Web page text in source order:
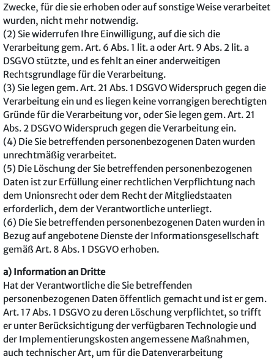
Zwecke, für die sie erhoben oder auf sonstige Weise verarbeitet
wurden, nicht mehr notwendig.
(2) Sie widerrufen Ihre Einwilligung, auf die sich die
Verarbeitung gem. Art. 6 Abs. 1 lit. a oder Art. 9 Abs. 2 lit. a
DSGVO stützte, und es fehlt an einer anderweitigen
Rechtsgrundlage für die Verarbeitung.
(3) Sie legen gem. Art. 21 Abs. 1 DSGVO Widerspruch gegen die
Verarbeitung ein und es liegen keine vorrangigen berechtigten
Gründe für die Verarbeitung vor, oder Sie legen gem. Art. 21
Abs. 2 DSGVO Widerspruch gegen die Verarbeitung ein.
(4) Die Sie betreffenden personenbezogenen Daten wurden
unrechtmäßig verarbeitet.
(5) Die Löschung der Sie betreffenden personenbezogenen
Daten ist zur Erfüllung einer rechtlichen Verpflichtung nach
dem Unionsrecht oder dem Recht der Mitgliedstaaten
erforderlich, dem der Verantwortliche unterliegt.
(6) Die Sie betreffenden personenbezogenen Daten wurden in
Bezug auf angebotene Dienste der Informationsgesellschaft
gemäß Art. 8 Abs. 1 DSGVO erhoben.
a) Information an Dritte
Hat der Verantwortliche die Sie betreffenden
personenbezogenen Daten öffentlich gemacht und ist er gem.
Art. 17 Abs. 1 DSGVO zu deren Löschung verpflichtet, so trifft
er unter Berücksichtigung der verfügbaren Technologie und
der Implementierungskosten angemessene Maßnahmen,
auch technischer Art, um für die Datenverarbeitung